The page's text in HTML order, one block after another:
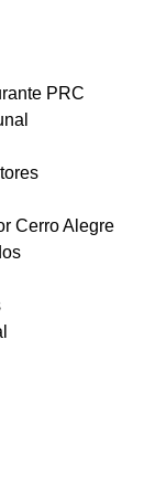
PRC
Cerro Alegre